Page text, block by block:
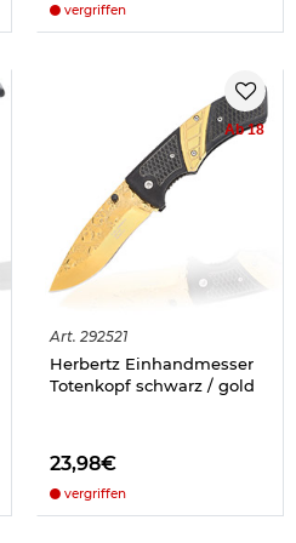
vergriffen
Ab 18
Art. 292521
Herbertz Einhandmesser
Totenkopf schwarz / gold
23,98€
vergriffen